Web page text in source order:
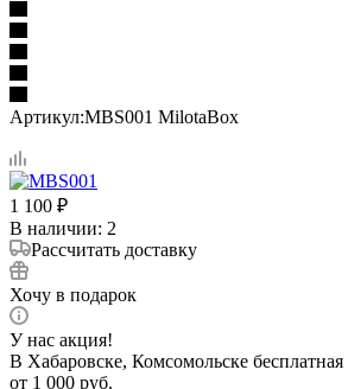
Артикул:MBS001 MilotaBox
1 100 ₽
В наличии: 2
Рассчитать доставку
Хочу в подарок
У нас акция!
В Хабаровске, Комсомольске бесплатная
от 1 000 руб.